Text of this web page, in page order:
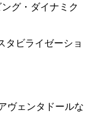
グ・ダイナミク
タビライゼーショ
ヴェンタドールな